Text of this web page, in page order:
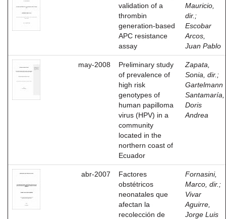
validation of a
thrombin
generation-based
APC resistance
assay
Mauricio,
dir. ;
Escobar
Arcos,
Juan Pablo
may-2008
Preliminary study
of prevalence of
high risk
genotypes of
human papilloma
virus (HPV) in a
community
located in the
northern coast of
Ecuador
Zapata,
Sonia, dir. ;
Gartelmann
Santamaría,
Doris
Andrea
abr-2007
Factores
obstétricos
neonatales que
afectan la
recolección de
Fornasini,
Marco, dir. ;
Vivar
Aguirre,
Jorge Luis